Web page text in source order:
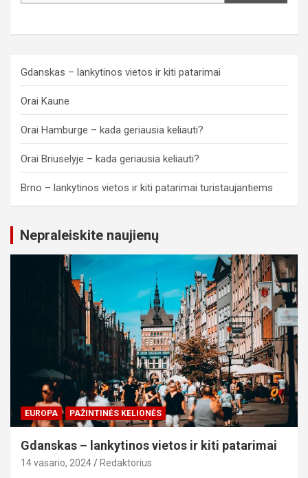
Gdanskas – lankytinos vietos ir kiti patarimai
Orai Kaune
Orai Hamburge – kada geriausia keliauti?
Orai Briuselyje – kada geriausia keliauti?
Brno – lankytinos vietos ir kiti patarimai turistaujantiems
Nepraleiskite naujienų
EUROPA PAŽINTINĖS KELIONĖS
Gdanskas – lankytinos vietos ir kiti patarimai
14 vasario, 2024 Redaktorius